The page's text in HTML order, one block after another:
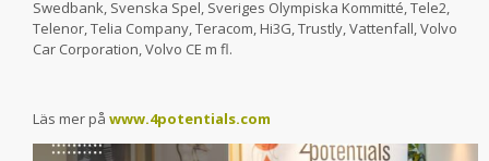
Swedbank, Svenska Spel, Sveriges Olympiska Kommitté, Tele2,
Telenor, Telia Company, Teracom, Hi3G, Trustly, Vattenfall, Volvo
Car Corporation, Volvo CE m fl.
Läs mer på www.4potentials.com